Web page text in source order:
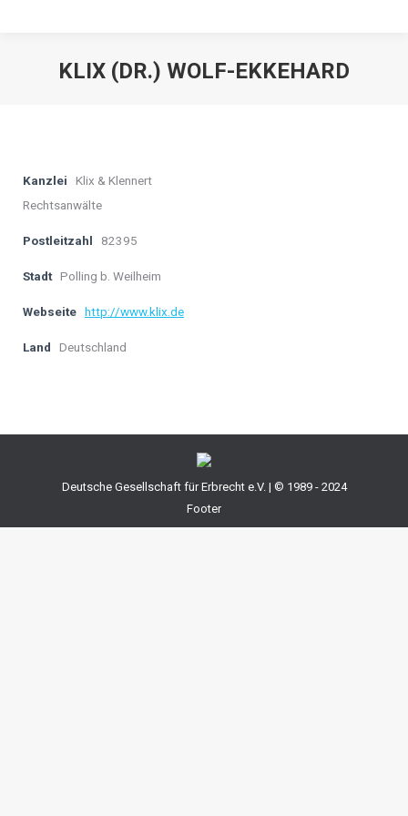
KLIX (DR.) WOLF-EKKEHARD
Kanzlei
Klix & Klennert
Rechtsanwälte
Postleitzahl 82395
Stadt Polling b. Weilheim
Webseite http://www.klix.de
Land Deutschland
Deutsche Gesellschaft für Erbrecht e.V. | © 1989 - 2024
Footer